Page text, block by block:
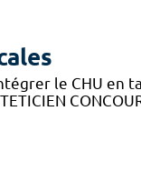
le CHU en